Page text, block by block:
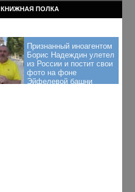
КНИЖНАЯ ПОЛКА
Признанный иноагентом
Борис Надеждин улетел
из России и постит свои
фото на фоне
Эйфелевой башни